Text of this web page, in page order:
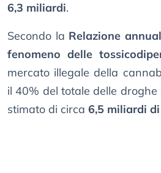
6,3 miliardi.
Secondo la Relazione
fenomeno delle
mercato illegale della
il 40% del totale delle droghe
stimato di circa 6,5 miliardi